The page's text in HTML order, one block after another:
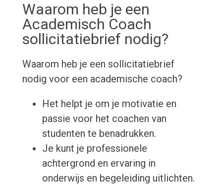
Waarom heb je een
Academisch Coach
sollicitatiebrief nodig?
Waarom heb je een sollicitatiebrief
nodig voor een academische coach?
Het helpt je om je motivatie en
passie voor het coachen van
studenten te benadrukken.
Je kunt je professionele
achtergrond en ervaring in
onderwijs en begeleiding uitlichten.